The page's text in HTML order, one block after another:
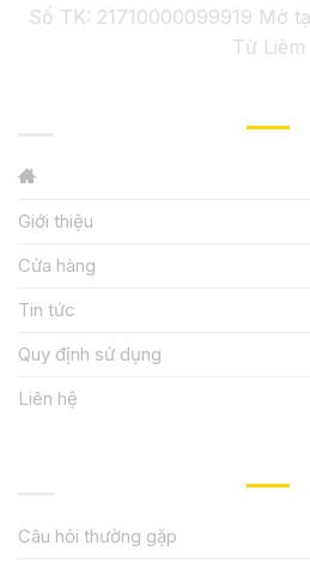
Số TK: 21710000099919 Mở
Từ Liêm
Giới thiệu
Cửa hàng
Tin tức
Quy định sử dụng
Liên hệ
Câu hỏi thường gặp